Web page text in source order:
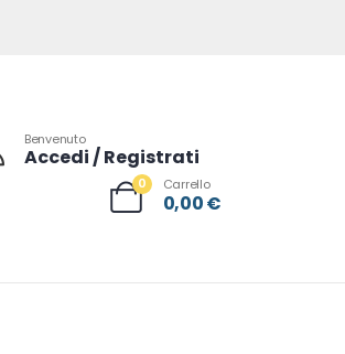
Benvenuto
Accedi / Registrati
0 Carrello
0,00€